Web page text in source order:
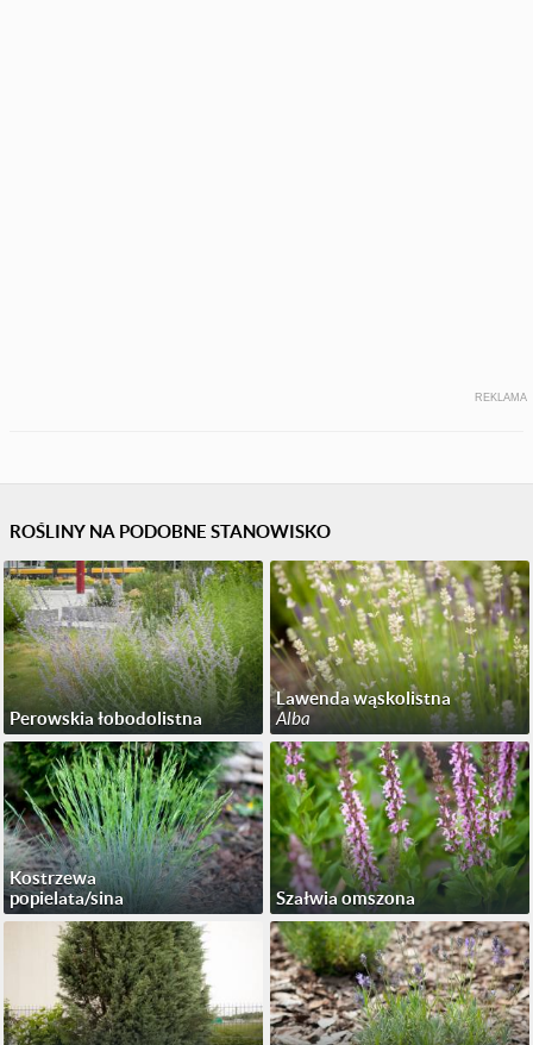
REKLAMA
ROŚLINY NA PODOBNE STANOWISKO
Perowskia łobodolistna
Lawenda wąskolistna
Alba
Kostrzewa
popielata/sina
Szałwia omszona